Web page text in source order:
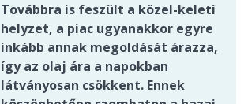
Továbbra is feszült a közel-keleti
helyzet, a piac ugyanakkor egyre
inkább annak megoldását árazza,
így az olaj ára a napokban
látványosan csökkent. Ennek